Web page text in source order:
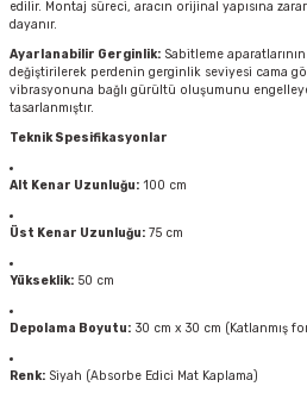
edilir. Montaj süreci, aracın orijinal yapısına
dayanır.
Ayarlanabilir Gerginlik: Sabitleme
değiştirilerek perdenin gerginlik seviyesi cama
vibrasyonuna bağlı gürültü oluşumunu
tasarlanmıştır.
Teknik Spesifikasyonlar
Alt Kenar Uzunluğu: 100 cm
Üst Kenar Uzunluğu: 75 cm
Yükseklik: 50 cm
Depolama Boyutu: 30 cm x 30 cm (Katlanmış
Renk: Siyah (Absorbe Edici Mat Kaplama)